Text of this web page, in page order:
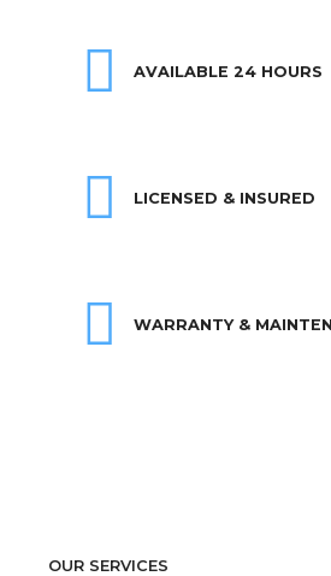
AVAILABLE 24 HOURS
LICENSED & INSURED
WARRANTY &
OUR SERVICES